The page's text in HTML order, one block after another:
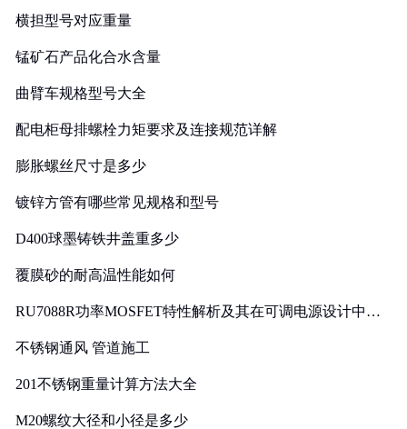
横担型号对应重量
锰矿石产品化合水含量
曲臂车规格型号大全
配电柜母排螺栓力矩要求及连接规范详解
膨胀螺丝尺寸是多少
镀锌方管有哪些常见规格和型号
D400球墨铸铁井盖重多少
覆膜砂的耐高温性能如何
RU7088R功率MOSFET特性解析及其在可调电源设计中的
不锈钢通风 管道施工
201不锈钢重量计算方法大全
M20螺纹大径和小径是多少